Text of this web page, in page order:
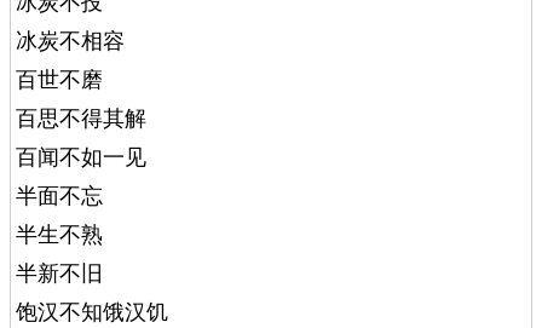
冰炭不相容
百世不磨
百思不得其解
百闻不如一见
半面不忘
半生不熟
半新不旧
饱汉不知饿汉饥